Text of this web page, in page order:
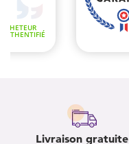
Livraison gratuite